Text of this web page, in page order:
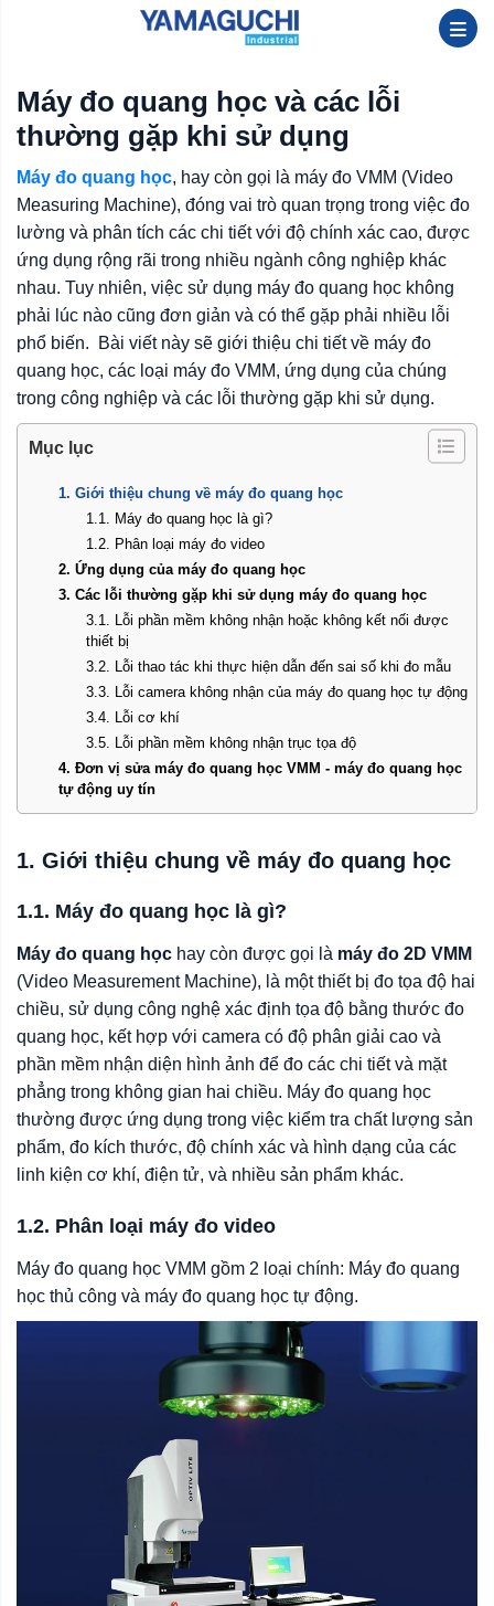
Máy đo quang học và các lỗi
thường gặp khi sử dụng
Máy đo quang học, hay còn gọi là máy đo VMM (Video
Measuring Machine), đóng vai trò quan trọng trong việc đo
lường và phân tích các chi tiết với độ chính xác cao, được
ứng dụng rộng rãi trong nhiều ngành công nghiệp khác
nhau. Tuy nhiên, việc sử dụng máy đo quang học không
phải lúc nào cũng đơn giản và có thể gặp phải nhiều lỗi
phổ biến. Bài viết này sẽ giới thiệu chi tiết về máy đo
quang học, các loại máy đo VMM, ứng dụng của chúng
trong công nghiệp và các lỗi thường gặp khi sử dụng.
Mục lục
1. Giới thiệu chung về máy đo quang học
1.1. Máy đo quang học là gì?
1.2. Phân loại máy đo video
2. Ứng dụng của máy đo quang học
3. Các lỗi thường gặp khi sử dụng máy đo quang học
3.1. Lỗi phần mềm không nhận hoặc không kết nối được
thiết bị
3.2. Lỗi thao tác khi thực hiện dẫn đến sai số khi đo mẫu
3.3. Lỗi camera không nhận của máy đo quang học tự động
3.4. Lỗi cơ khí
3.5. Lỗi phần mềm không nhận trục tọa độ
4. Đơn vị sửa máy đo quang học VMM - máy đo quang học
tự động uy tín
1. Giới thiệu chung về máy đo quang học
1.1. Máy đo quang học là gì?
Máy đo quang học hay còn được gọi là máy đo 2D VMM
(Video Measurement Machine), là một thiết bị đo tọa độ hai
chiều, sử dụng công nghệ xác định tọa độ bằng thước đo
quang học, kết hợp với camera có độ phân giải cao và
phần mềm nhận diện hình ảnh để đo các chi tiết và mặt
phẳng trong không gian hai chiều. Máy đo quang học
thường được ứng dụng trong việc kiểm tra chất lượng sản
phẩm, đo kích thước, độ chính xác và hình dạng của các
linh kiện cơ khí, điện tử, và nhiều sản phẩm khác.
1.2. Phân loại máy đo video
Máy đo quang học VMM gồm 2 loại chính: Máy đo quang
học thủ công và máy đo quang học tự động.